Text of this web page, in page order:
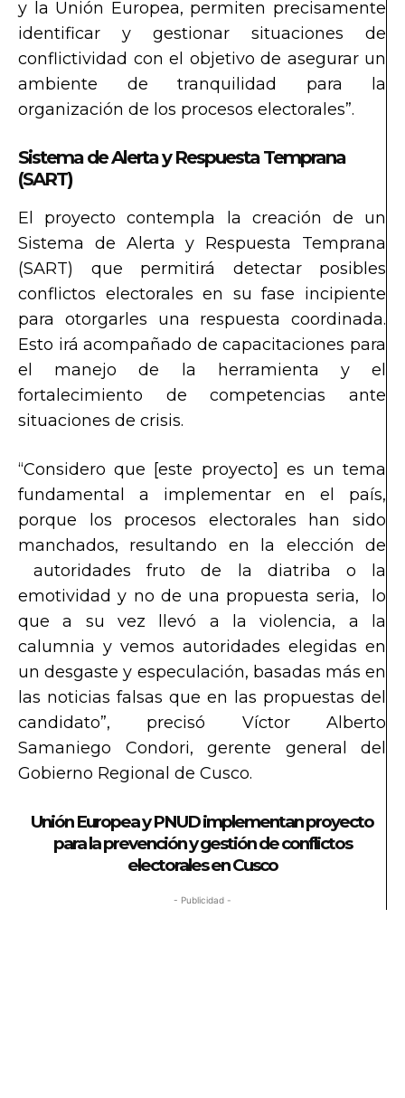
y la Unión Europea, permiten precisamente
identificar y gestionar situaciones de
conflictividad con el objetivo de asegurar un
ambiente de tranquilidad para la
organización de los procesos electorales”.
Sistema de Alerta y Respuesta Temprana
(SART)
El proyecto contempla la creación de un
Sistema de Alerta y Respuesta Temprana
(SART) que permitirá detectar posibles
conflictos electorales en su fase incipiente
para otorgarles una respuesta coordinada.
Esto irá acompañado de capacitaciones para
el manejo de la herramienta y el
fortalecimiento de competencias ante
situaciones de crisis.
“Considero que [este proyecto] es un tema
fundamental a implementar en el país,
porque los procesos electorales han sido
manchados, resultando en la elección de
autoridades fruto de la diatriba o la
emotividad y no de una propuesta seria, lo
que a su vez llevó a la violencia, a la
calumnia y vemos autoridades elegidas en
un desgaste y especulación, basadas más en
las noticias falsas que en las propuestas del
candidato”, precisó Víctor Alberto
Samaniego Condori, gerente general del
Gobierno Regional de Cusco.
Unión Europea y PNUD implementan proyecto
para la prevención y gestión de conflictos
electorales en Cusco
- Publicidad -